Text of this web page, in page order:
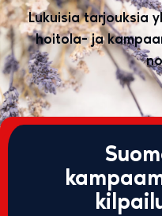
Lukuisia tarjouksia
hoitola- ja